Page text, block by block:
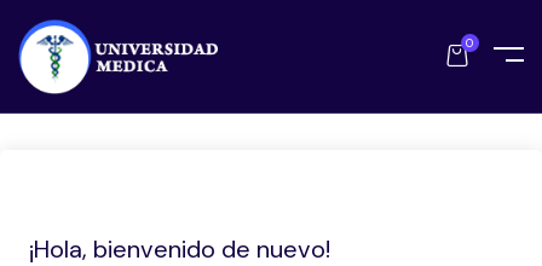
0
¡Hola, bienvenido de nuevo!